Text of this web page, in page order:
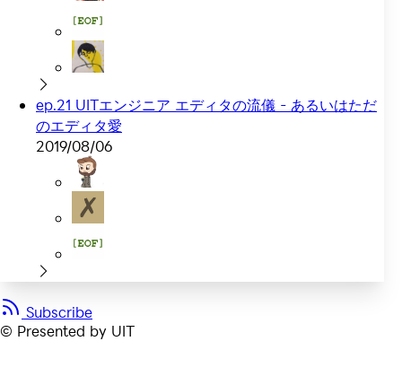
ep.21 UITエンジニア エディタの流儀 - あるいはただ
のエディタ愛
2019/08/06
Subscribe
© Presented by UIT